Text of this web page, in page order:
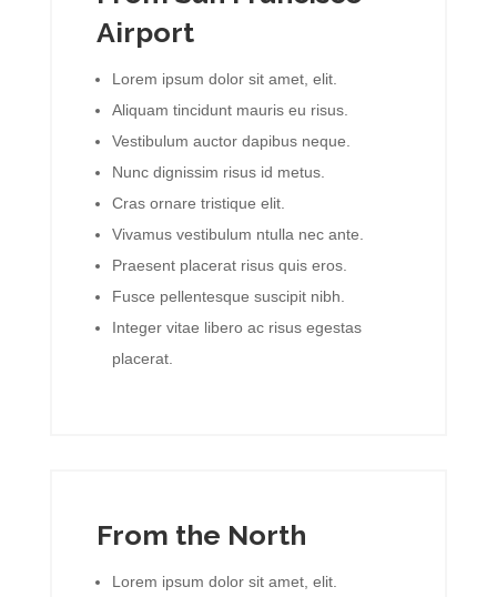
Airport
Lorem ipsum dolor sit amet, elit.
Aliquam tincidunt mauris eu risus.
Vestibulum auctor dapibus neque.
Nunc dignissim risus id metus.
Cras ornare tristique elit.
Vivamus vestibulum ntulla nec ante.
Praesent placerat risus quis eros.
Fusce pellentesque suscipit nibh.
Integer vitae libero ac risus egestas
placerat.
From the North
Lorem ipsum dolor sit amet, elit.